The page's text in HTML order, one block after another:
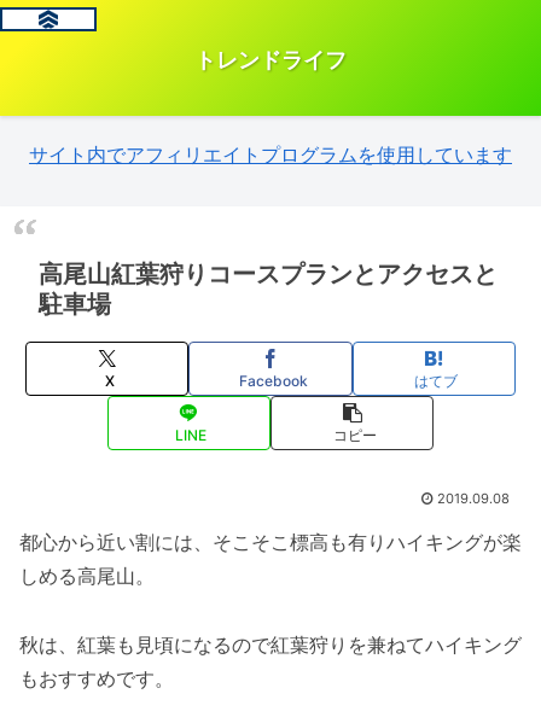
トレンドライフ
サイト内でアフィリエイトプログラムを使用しています
高尾山紅葉狩りコースプランとアクセスと
駐車場
X Facebook はてブ
LINE コピー
2019.09.08
都心から近い割には、そこそこ標高も有りハイキングが楽
しめる高尾山。
秋は、紅葉も見頃になるので紅葉狩りを兼ねてハイキング
もおすすめです。